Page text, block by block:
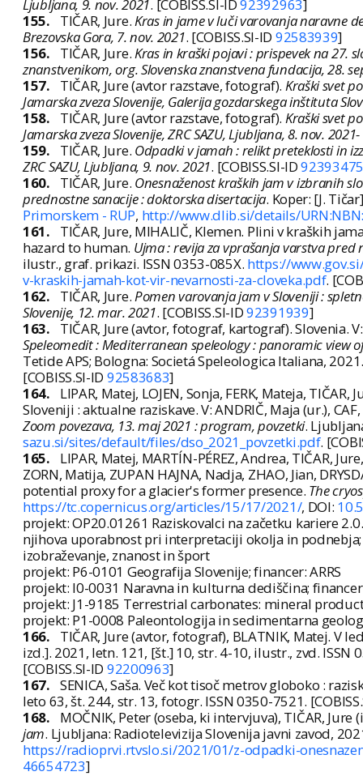
Ljubljana, 9. nov. 2021. [COBISS.SI-ID92392963]
155.
TIČAR, Jure.Kras in jame v luči varovanja naravne
Brezovska Gora, 7. nov. 2021. [COBISS.SI-ID 92583939]
156.
TIČAR, Jure.Kras in kraški pojavi : prispevek na 27.
znanstvenikom, org. Slovenska znanstvena fundacija, 28.
157.
TIČAR, Jure (avtor razstave, fotograf). Kraški svet
Jamarska zveza Slovenije, Galerija gozdarskega inštituta
158.
TIČAR, Jure (avtor razstave, fotograf). Kraški svet
Jamarska zveza Slovenije, ZRC SAZU, Ljubljana, 8. nov.
159.
TIČAR, Jure. Odpadki v jamah : relikt preteklosti in
ZRC SAZU, Ljubljana, 9. nov. 2021. [COBISS.SI-ID92393475
160.
TIČAR, Jure. Onesnaženost kraških jam v izbranih
prednostne sanacije : doktorska disertacija. Koper: [J.
Primorskem - RUP, http://www.dlib.si/details/
161.
TIČAR, Jure, MIHALIČ, Klemen. Plini v kraških
hazard to human. Ujma : revija za vprašanja varstva
ilustr., graf. prikazi. ISSN 0353-085X. https://
v-kraskih-jamah-kot-vir-nevarnosti-za-cloveka.pdf.
162.
TIČAR, Jure.Pomen varovanja jam v Sloveniji :
Slovenije, 12. mar. 2021. [COBISS.SI-ID92391939]
163.
TIČAR, Jure (avtor, fotograf, kartograf). Slovenia.
Speleomedit : Mediterranean speleology : panoramic view
Tetide APS; Bologna: Societá Speleologica Italiana,
[COBISS.SI-ID 92583683]
164.
LIPAR, Matej, LOJEN, Sonja, FERK, Mateja,
Sloveniji : aktualne raziskave. V: ANDRIČ, Maja (ur.),
Zoom povezava, 13. maj 2021 : program, povzetki.
sazu.si/sites/default/files/dso_2021_povzetki.pdf.
165.
LIPAR, Matej, MARTÍN-PÉREZ, Andrea, TIČAR,
ZORN, Matija, ZUPAN HAJNA, Nadja, ZHAO, Jian,
potential proxy for a glacier's former presence. The
https://tc.copernicus.org/articles/15/17/2021/, DOI:
projekt: OP20.01261 Raziskovalci na začetku kariere
njihova uporabnost pri interpretaciji okolja in
izobraževanje, znanost in šport
projekt: P6-0101 Geografija Slovenije; financer: ARRS
projekt: I0-0031 Naravna in kulturna dediščina; financer:
projekt: J1-9185 Terrestrial carbonates: mineral
projekt: P1-0008 Paleontologija in sedimentarna
166.
TIČAR, Jure (avtor, fotograf), BLATNIK, Matej. V
izd.]. 2021, letn. 121, [št.] 10, str. 4-10, ilustr., zvd. ISSN
[COBISS.SI-ID 92200963]
167. SENICA, Saša. Več kot tisoč metrov globoko :
leto 63, št. 244, str. 13, fotogr. ISSN 0350-7521.
168.
MOČNIK, Peter (oseba, ki intervjuva), TIČAR, Jure
jam. Ljubljana: Radiotelevizija Slovenija javni zavod,
https://radioprvi.rtvslo.si/2021/01/z-odpadki-
46654723]